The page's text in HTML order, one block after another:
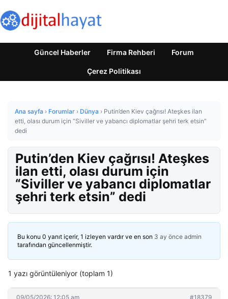
Güncel Haberler Firma Rehberi Forum
Çerez Politikası
Ana sayfa › Forumlar › Dünya › Putin’den Kiev çağrısı! Ateşkes ilan
etti, olası durum için “Siviller ve yabancı diplomatlar şehri terk etsin”
dedi
Putin’den Kiev çağrısı! Ateşkes
ilan etti, olası durum için
“Siviller ve yabancı diplomatlar
şehri terk etsin” dedi
Bu konu 0 yanıt içerir, 1 izleyen vardır ve en son 3 ay önce admin
tarafından güncellenmiştir.
1 yazı görüntüleniyor (toplam 1)
09/05/2026: 12:05 am #18379